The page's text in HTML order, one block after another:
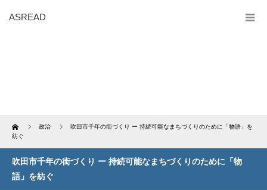
ASREAD
Home 政治
吹田市千年の街づくり ー 持続可能なまちづくりのために「物語」を
紡ぐ
吹田市千年の街づくり ー 持続可能なまちづくりのために「物
語」を紡ぐ